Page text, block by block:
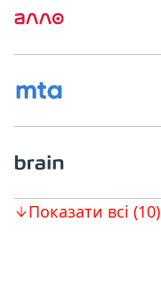
Показати всі (10)